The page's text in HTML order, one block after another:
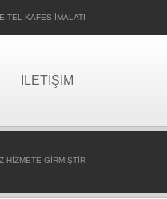
TEL KAFES İMALATI
İLETIŞIM
HIZMETE GIRMIŞTIR